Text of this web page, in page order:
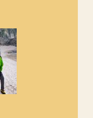
alguna
el
Camins